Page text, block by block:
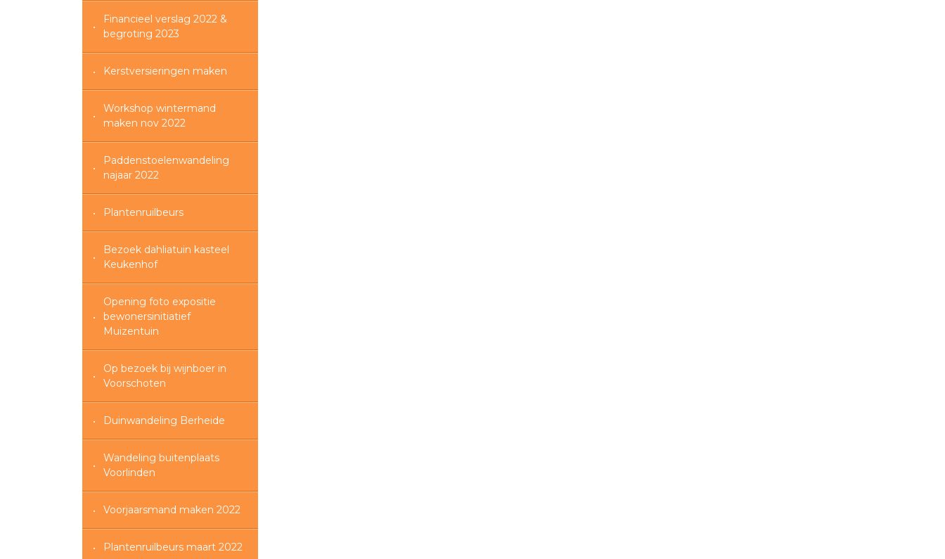
Financieel verslag 2022 &
begroting 2023
Kerstversieringen maken
Workshop wintermand
maken nov 2022
Paddenstoelenwandeling
najaar 2022
Plantenruilbeurs
Bezoek dahliatuin kasteel
Keukenhof
Opening foto expositie
bewonersinitiatief
Muizentuin
Op bezoek bij wijnboer in
Voorschoten
Duinwandeling Berheide
Wandeling buitenplaats
Voorlinden
Voorjaarsmand maken 2022
Plantenruilbeurs maart 2022